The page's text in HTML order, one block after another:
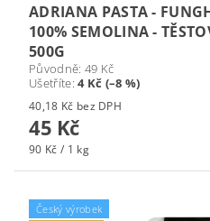
ADRIANA PASTA -
100% SEMOLINA -
500G
Původně: 49 Kč
Ušetříte:4 Kč (–8 %)
40,18 Kč bez DPH
45 Kč
90 Kč / 1 kg
Český výrobek